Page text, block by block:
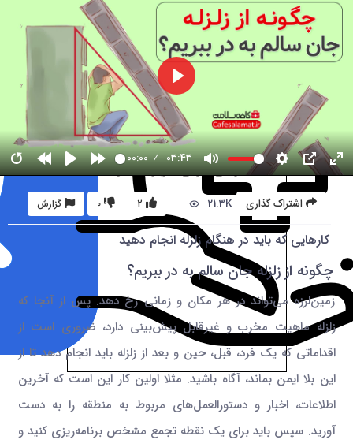
00:00 03:43
اشتراک گذاری 21.3K گزارش 0 2
کارهایی که باید در هنگام زلزله انجام دهید
چگونه از زلزله جان سالم به در ببریم؟
زمین‌لرزه می‌تواند در هر مکان و زمانی رخ دهد. پس از آنجا که
زلزله ماهیت مخرب و غیرقابل پیش‌بینی دارد، ضروری است از
اقداماتی که یک فرد، قبل، حین و بعد از زلزله باید انجام دهد تا از
این بلا ایمن بماند، آگاه باشید. مثلا اولین کار این است که آخرین
اطلاعات، اخبار و دستورالعمل‌های مربوط به منطقه را به دست
آورید. سپس باید برای یک نقطه تجمع مشخص برنامه‌ریزی کنید و